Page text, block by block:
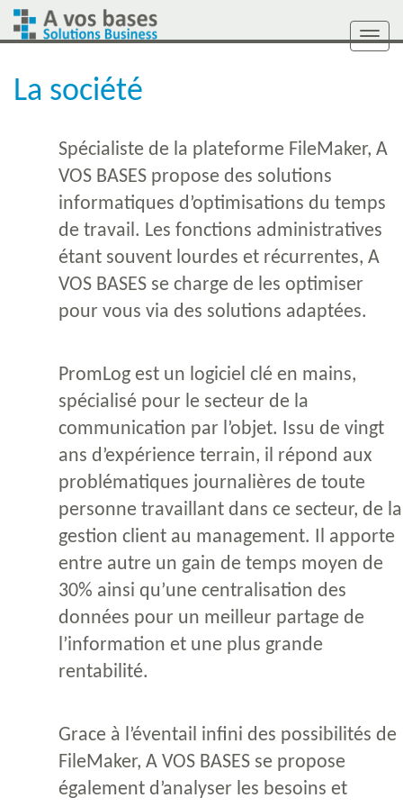
La société
Spécialiste de la plateforme FileMaker, A
VOS BASES propose des solutions
informatiques d’optimisations du temps
de travail. Les fonctions administratives
étant souvent lourdes et récurrentes, A
VOS BASES se charge de les optimiser
pour vous via des solutions adaptées.
PromLog est un logiciel clé en mains,
spécialisé pour le secteur de la
communication par l’objet. Issu de vingt
ans d’expérience terrain, il répond aux
problématiques journalières de toute
personne travaillant dans ce secteur, de la
gestion client au management. Il apporte
entre autre un gain de temps moyen de
30% ainsi qu’une centralisation des
données pour un meilleur partage de
l’information et une plus grande
rentabilité.
Grace à l’éventail infini des possibilités de
FileMaker, A VOS BASES se propose
également d’analyser les besoins et